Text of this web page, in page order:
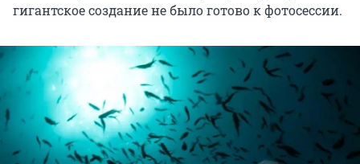
гигантское создание не было готово к фотосессии.